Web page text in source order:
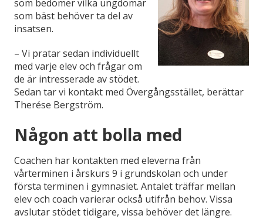
som bedömer vilka ungdomar
som bäst behöver ta del av
insatsen.
– Vi pratar sedan individuellt
med varje elev och frågar om
de är intresserade av stödet.
Sedan tar vi kontakt med Övergångsstället, berättar
Therése Bergström.
Någon att bolla med
Coachen har kontakten med eleverna från
vårterminen i årskurs 9 i grundskolan och under
första terminen i gymnasiet. Antalet träffar mellan
elev och coach varierar också utifrån behov. Vissa
avslutar stödet tidigare, vissa behöver det längre.